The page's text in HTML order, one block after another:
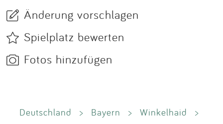
Änderung vorschlagen
Spielplatz bewerten
Fotos hinzufügen
Deutschland > Bayern > Winkelhaid >